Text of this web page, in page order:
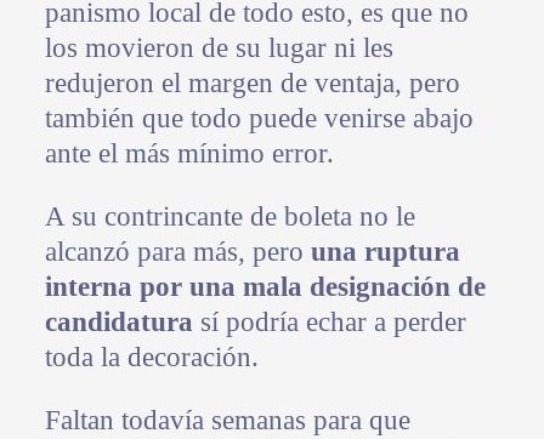
panismo local de todo esto, es que no
los movieron de su lugar ni les
redujeron el margen de ventaja, pero
también que todo puede venirse abajo
ante el más mínimo error.
A su contrincante de boleta no le
alcanzó para más, pero una ruptura
interna por una mala designación de
candidatura sí podría echar a perder
toda la decoración.
Faltan todavía semanas para que